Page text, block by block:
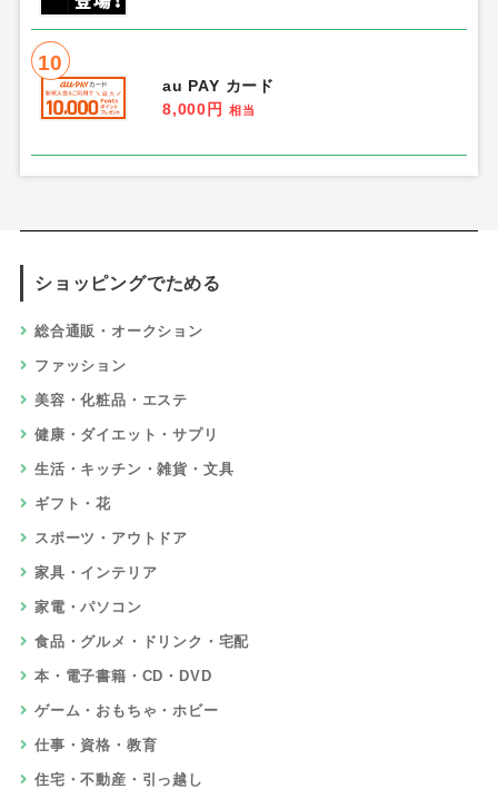
10
au PAY カード
8,000円
相当
ショッピングでためる
総合通販・オークション
ファッション
美容・化粧品・エステ
健康・ダイエット・サプリ
生活・キッチン・雑貨・文具
ギフト・花
スポーツ・アウトドア
家具・インテリア
家電・パソコン
食品・グルメ・ドリンク・宅配
本・電子書籍・CD・DVD
ゲーム・おもちゃ・ホビー
仕事・資格・教育
住宅・不動産・引っ越し